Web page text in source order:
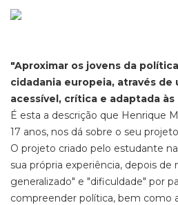
"Aproximar os jovens da
cidadania europeia, através de
acessível, crítica e adaptada
É esta a descrição que Henrique
17 anos, nos dá sobre o seu projeto
O projeto criado pelo estudante
sua própria experiência, depois
generalizado" e "dificuldade" por
compreender política, bem como